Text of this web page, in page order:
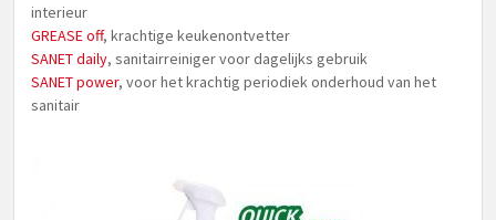
interieur
GREASE off, krachtige keukenontvetter
SANET daily, sanitairreiniger voor dagelijks gebruik
SANET power, voor het krachtig periodiek onderhoud van het
sanitair